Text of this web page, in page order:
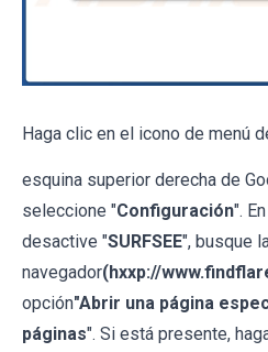
Haga clic en el icono de menú
esquina superior derecha de
seleccione "Configuración".
desactive "SURFSEE", busque
navegador(hxxp://
opción"Abrir una página
páginas". Si está presente,